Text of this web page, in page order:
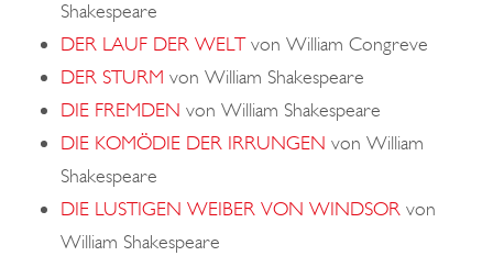
Shakespeare
DER LAUF DER WELTvon William Congreve
DER STURM von William Shakespeare
DIE FREMDEN von William Shakespeare
DIE KOMÖDIE DER IRRUNGEN von William
Shakespeare
DIE LUSTIGEN WEIBER VON WINDSOR von
William Shakespeare